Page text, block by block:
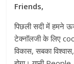
Friends,
पिछली सदी में हमने
टेक्नॉलजी के लिए
विकास, सबका